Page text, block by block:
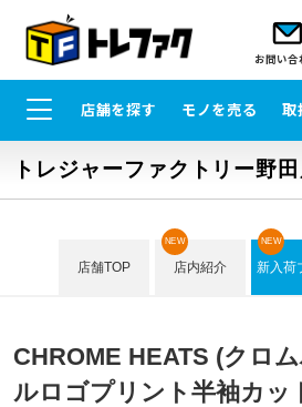
お問い合
店舗を探す モノを売る 取
トレジャーファクトリー野
店舗TOP 店内紹介
NEW
新入荷
NEW
CHROME HEATS (クロ
ルロゴプリント半袖カッ